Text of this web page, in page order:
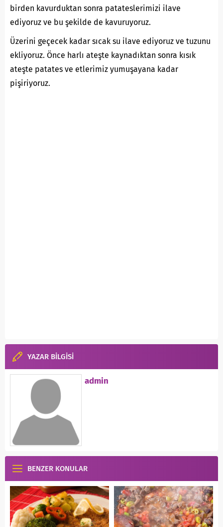
birden kavurduktan sonra patateslerimizi ilave
ediyoruz ve bu şekilde de kavuruyoruz.
Üzerini geçecek kadar sıcak su ilave ediyoruz ve tuzunu
ekliyoruz. Önce harlı ateşte kaynadıktan sonra kısık
ateşte patates ve etlerimiz yumuşayana kadar
pişiriyoruz.
YAZAR BİLGİSİ
admin
BENZER KONULAR